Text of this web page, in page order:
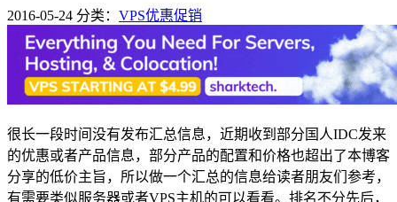
2016-05-24 分类： VPS优惠促销
很长一段时间没有发布汇总信息，近期收到部分国人IDC发来
的优惠或者产品信息，部分产品的配置和价格也超出了本博客
分享的低价主旨，所以做一个汇总的信息给读者朋友们参考，
有需要类似服务器或者VPS主机的可以看看。排名不分先后，